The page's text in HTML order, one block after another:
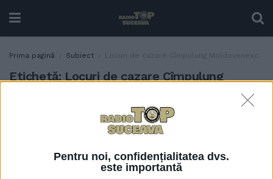
Pentru noi, confidențialitatea dvs.
este importantă
Prima pagină Subiect Locuri de cazare Cîmpulung Moldovenesc
Etichetă: Locuri de cazare Cîmpulung
Toate cele 1.700 de locuri de
cazare din Cîmpulung
Crăciun și de Revelion